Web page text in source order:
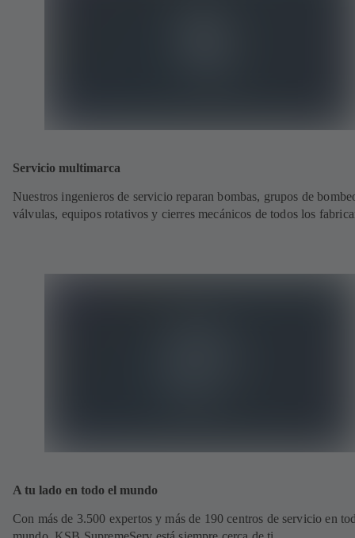
Servicio multimarca
Nuestros ingenieros de servicio reparan bombas, grupos de
válvulas, equipos rotativos y cierres mecánicos de todos los
A tu lado en todo el mundo
Con más de 3.500 expertos y más de 190 centros de servicio en